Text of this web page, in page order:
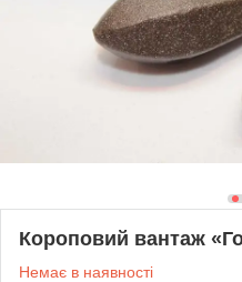
Короповий вантаж
Немає в наявності